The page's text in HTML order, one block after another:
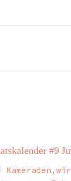
#9
Kameraden,wir